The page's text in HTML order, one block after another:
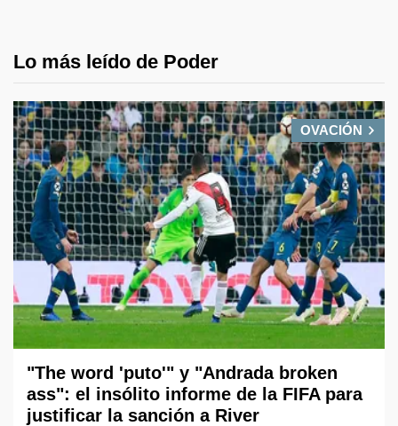
Lo más leído de Poder
OVACIÓN
"The word 'puto'" y "Andrada broken
ass": el insólito informe de la FIFA para
justificar la sanción a River